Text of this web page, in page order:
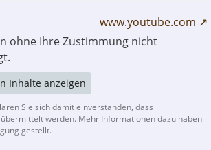
www.youtube.com
ohne Ihre Zustimmung nicht
Inhalte anzeigen
Sie sich damit einverstanden, dass
werden. Mehr Informationen dazu haben
gestellt.